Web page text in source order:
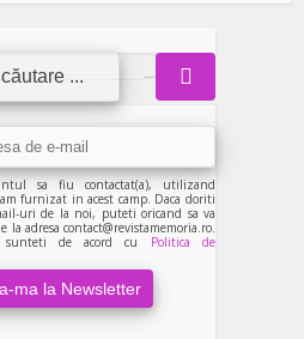
sa fiu contactat(a), utilizand
furnizat in acest camp. Daca doriti
uri de la noi, puteti oricand sa va
adresa contact@revistamemoria.ro.
sunteti de acord cu Politica de